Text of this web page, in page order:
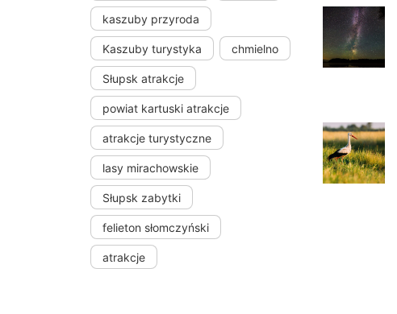
kaszuby przyroda
Kaszuby turystyka chmielno
Słupsk atrakcje
powiat kartuski atrakcje
atrakcje turystyczne
lasy mirachowskie
Słupsk zabytki
felieton słomczyński
atrakcje